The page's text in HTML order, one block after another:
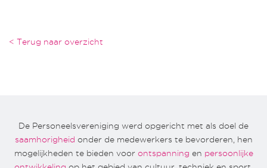
< Terug naar overzicht
De Personeelsvereniging werd opgericht met als doel de
saamhorigheid onder de medewerkers te bevorderen, hen
mogelijkheden te bieden voor ontspanning en persoonlijke